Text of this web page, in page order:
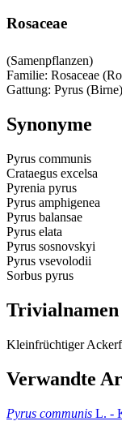
Rosaceae
(Samenpflanzen)
Familie: Rosaceae
Gattung: Pyrus (Birne)
Synonyme
Pyrus communis
Crataegus excelsa
Pyrenia pyrus
Pyrus amphigenea
Pyrus balansae
Pyrus elata
Pyrus sosnovskyi
Pyrus vsevolodii
Sorbus pyrus
Trivialnamen
Kleinfrüchtiger
Verwandte
Pyrus communis L. -